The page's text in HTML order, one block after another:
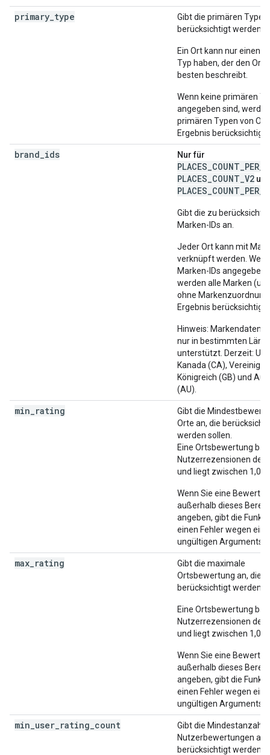
primary_type
Gibt die primären Typen
berücksichtigt werden
Ein Ort kann nur einen
Typ haben, der den Ort
besten beschreibt.
Wenn keine primären
angegeben sind,
primären Typen von
Ergebnis berücksichtigt.
brand_ids Nur für
PLACES_COUNT_V2
Gibt die zu
Marken-IDs an.
Jeder Ort kann mit
verknüpft werden.
Marken-IDs angegeben
werden alle Marken
ohne
Ergebnis berücksichtigt.
Hinweis: Markendaten
nur in bestimmten
unterstützt. Derzeit:
Kanada (CA),
Königreich (GB) und
(AU).
min_rating
Gibt die
Orte an, die
werden sollen.
Eine Ortsbewertung
Nutzerrezensionen des
und liegt zwischen 1,0
Wenn Sie eine
außerhalb dieses
angeben, gibt die
einen Fehler wegen
ungültigen Arguments
max_rating
Gibt die maximale
Ortsbewertung an, die
berücksichtigt werden
Eine Ortsbewertung
Nutzerrezensionen des
und liegt zwischen 1,0
Wenn Sie eine
außerhalb dieses
angeben, gibt die
einen Fehler wegen
ungültigen Arguments
min_user_rating_count
Gibt die Mindestanzahl
Nutzerbewertungen an,
berücksichtigt werden